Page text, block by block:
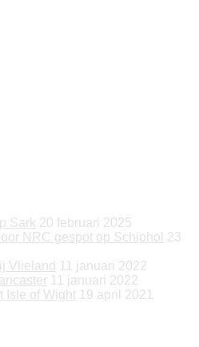
Sark 20 februari 2025
NRC gespot op Schiphol 23
Vlieland 11 januari 2022
11 januari 2022
Isle of Wight 19 april 2021